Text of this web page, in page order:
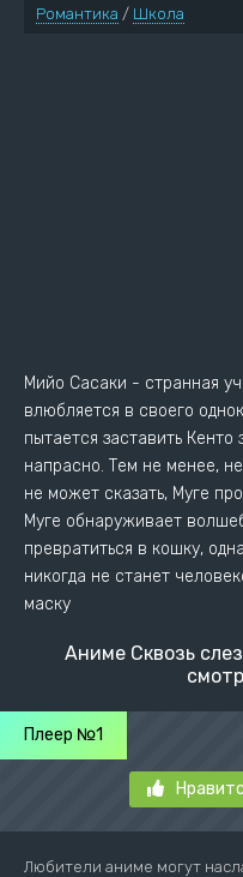
Романтика / Школа
Мийо Сасаки - странная
влюбляется в своего
пытается заставить
напрасно. Тем не менее,
не может сказать, Муге
Муге обнаруживает
превратиться в кошку,
никогда не станет
маску
Аниме Сквозь
Плеер №1
Любители аниме могут